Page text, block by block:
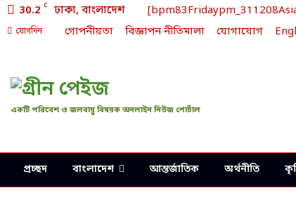
30.2 C ঢাকা, বাংলাদেশ
যোগদিন গোপনীয়তা বিজ্ঞাপন নীতিমালা যোগাযোগ
একটি পরিবেশ ও জলবায়ু বিষয়ক অনলাইন নিউজ পোর্টাল
প্রচ্ছদ বাংলাদেশ আন্তর্জাতিক অর্থনীতি